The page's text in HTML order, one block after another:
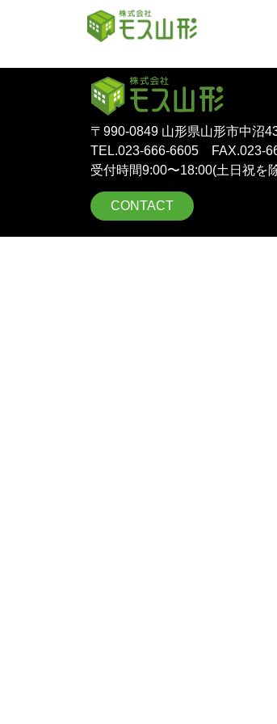
投稿者:
〒990-0849 山形県山形市中沼
TEL.023-666-6605 FAX.023-
受付時間9:00〜18:00(土日祝を
CONTACT